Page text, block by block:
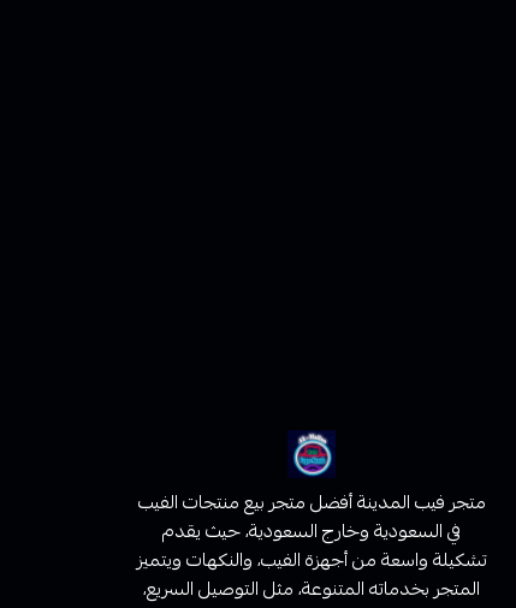
متجر فيب المدينة أفضل متجر بيع منتجات الفيب
في السعودية وخارج السعودية، حيث يقدم
تشكيلة واسعة من أجهزة الفيب، والنكهات ويتميز
المتجر بخدماته المتنوعة، مثل التوصيل السريع،